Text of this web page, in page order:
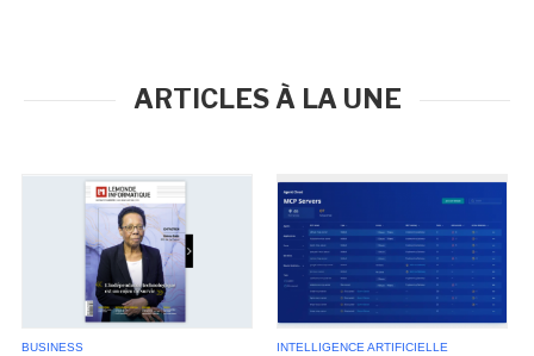
ARTICLES À LA UNE
BUSINESS INTELLIGENCE ARTIFICIELLE